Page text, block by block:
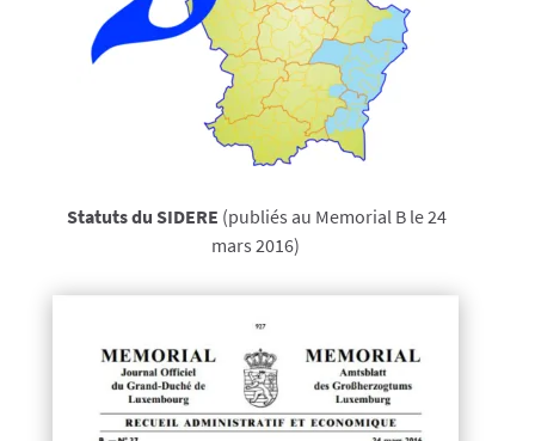
Statuts du SIDERE (publiés au Memorial B le 24
mars 2016)